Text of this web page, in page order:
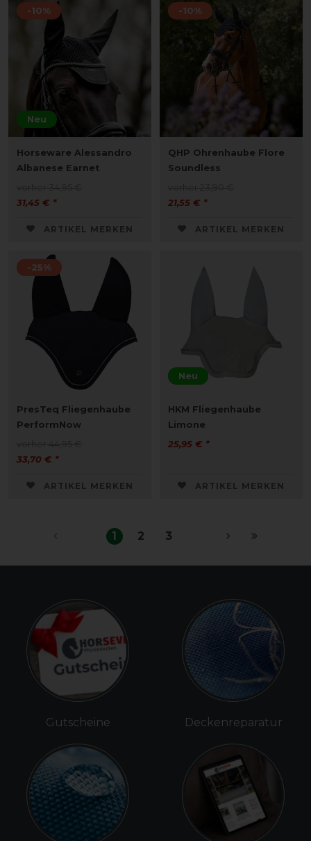
Neu
-10%
Horseware Alessandro
Albanese Earnet
31,45 € *
ARTIKEL MERKEN
-10%
QHP Ohrenhaube Flore
Soundless
21,55 € *
ARTIKEL MERKEN
-25%
PresTeq Fliegenhaube
PerformNow
33,70 € *
ARTIKEL MERKEN
Neu
HKM Fliegenhaube
Limone
25,95 € *
ARTIKEL MERKEN
1 2 3
Gutscheine Deckenreparatur